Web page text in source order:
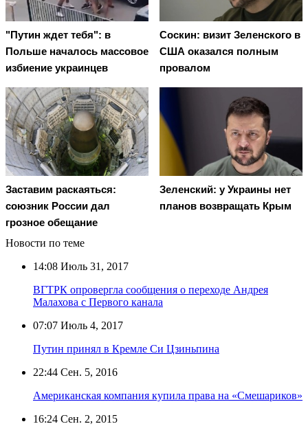
"Путин ждет тебя": в
Польше началось массовое
избиение украинцев
Соскин: визит Зеленского в
США оказался полным
провалом
Заставим раскаяться:
союзник России дал
грозное обещание
Зеленский: у Украины нет
планов возвращать Крым
Новости по теме
14:08 Июль 31, 2017
ВГТРК опровергла сообщения о переходе Андрея
Малахова с Первого канала
07:07 Июль 4, 2017
Путин принял в Кремле Си Цзиньпина
22:44 Сен. 5, 2016
Американская компания купила права на «Смешариков»
16:24 Сен. 2, 2015